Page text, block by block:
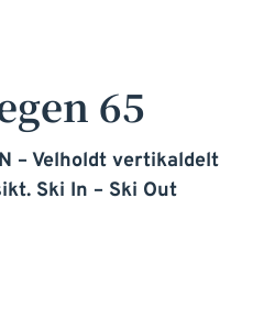
65
– Velholdt vertikaldelt
Ski In – Ski Out